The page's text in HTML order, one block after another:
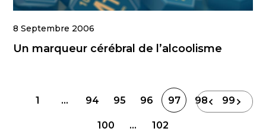
8 Septembre 2006
Un marqueur cérébral de l’alcoolisme
Navigation
1 … 94 95 96 97 98 99
100 … 102